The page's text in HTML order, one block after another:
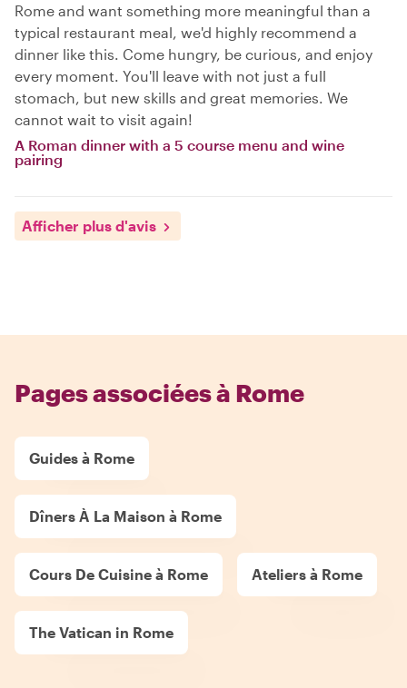
Rome and want something more meaningful than a
typical restaurant meal, we'd highly recommend a
dinner like this. Come hungry, be curious, and enjoy
every moment. You'll leave with not just a full
stomach, but new skills and great memories. We
cannot wait to visit again!
A Roman dinner with a 5 course menu and wine
pairing
Afficher plus d'avis
Pages associées à Rome
Guides à Rome
Dîners À La Maison à Rome
Cours De Cuisine à Rome Ateliers à Rome
The Vatican in Rome